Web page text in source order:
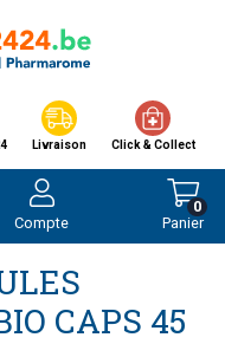
Livraison Click & Collect
Compte Panier
0
CAPS 45